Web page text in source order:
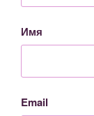
Имя
Email